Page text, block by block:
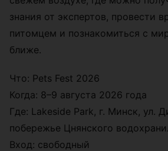
знания от экспертов, провести
питомцем и познакомиться с
ближе.
Что: Pets Fest 2026
Когда: 8–9 августа 2026 года
Где: Lakeside Park, г. Минск, ул.
побережье Цнянского
Вход: свободный